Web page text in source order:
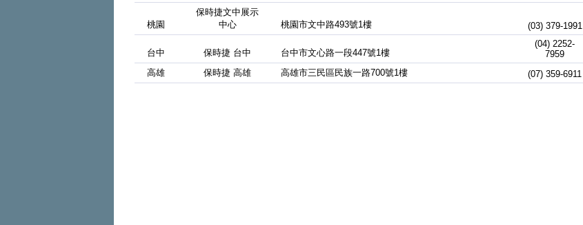
桃園
保時捷文中展示
中心
桃園市文中路493號1樓 (03) 379-1991
台中 保時捷 台中 台中市文心路一段447號1樓
(04) 2252-
7959
高雄
保時捷 高雄 高雄市三民區民族一路700號1樓 (07) 359-6911